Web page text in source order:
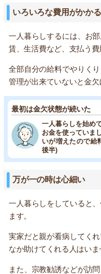
いろいろな費用がかかる
一人暮らしするには、お
賃、生活費など、支払う費
全部自分の給料でやりく
管理が出来ていないと金欠
最初は金欠状態が続いた
一人暮らしを始め
お金を使っていま
いが増えたので給
後半)
万が一の時は心細い
一人暮らしをしていると
ます。
実家だと親が看病してく
なか助けてくれる人はいま
また、宗教勧誘などが訪